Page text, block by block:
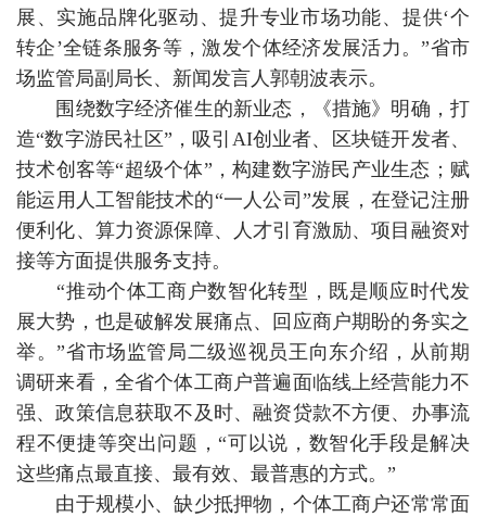
展、实施品牌化驱动、提升专业市场功能、提供‘个
转企’全链条服务等，激发个体经济发展活力。”省市
场监管局副局长、新闻发言人郭朝波表示。
围绕数字经济催生的新业态，《措施》明确，打
造“数字游民社区”，吸引AI创业者、区块链开发者、
技术创客等“超级个体”，构建数字游民产业生态；赋
能运用人工智能技术的“一人公司”发展，在登记注册
便利化、算力资源保障、人才引育激励、项目融资对
接等方面提供服务支持。
“推动个体工商户数智化转型，既是顺应时代发
展大势，也是破解发展痛点、回应商户期盼的务实之
举。”省市场监管局二级巡视员王向东介绍，从前期
调研来看，全省个体工商户普遍面临线上经营能力不
强、政策信息获取不及时、融资贷款不方便、办事流
程不便捷等突出问题，“可以说，数智化手段是解决
这些痛点最直接、最有效、最普惠的方式。”
由于规模小、缺少抵押物，个体工商户还常常面